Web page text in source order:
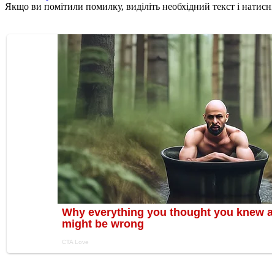
Якщо ви помітили помилку, виділіть необхідний текст і